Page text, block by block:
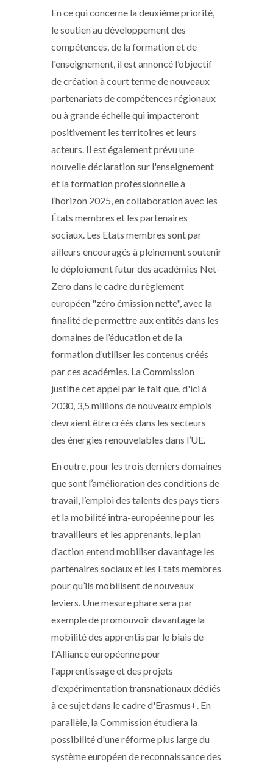
En ce qui concerne la deuxième priorité,
le soutien au développement des
compétences, de la formation et de
l'enseignement, il est annoncé l’objectif
de création à court terme de nouveaux
partenariats de compétences régionaux
ou à grande échelle qui impacteront
positivement les territoires et leurs
acteurs. Il est également prévu une
nouvelle déclaration sur l'enseignement
et la formation professionnelle à
l’horizon 2025, en collaboration avec les
États membres et les partenaires
sociaux. Les Etats membres sont par
ailleurs encouragés à pleinement soutenir
le déploiement futur des académies Net-
Zero dans le cadre du règlement
européen "zéro émission nette", avec la
finalité de permettre aux entités dans les
domaines de l’éducation et de la
formation d’utiliser les contenus créés
par ces académies. La Commission
justifie cet appel par le fait que, d'ici à
2030, 3,5 millions de nouveaux emplois
devraient être créés dans les secteurs
des énergies renouvelables dans l’UE.
En outre, pour les trois derniers domaines
que sont l’amélioration des conditions de
travail, l’emploi des talents des pays tiers
et la mobilité intra-européenne pour les
travailleurs et les apprenants, le plan
d’action entend mobiliser davantage les
partenaires sociaux et les Etats membres
pour qu’ils mobilisent de nouveaux
leviers. Une mesure phare sera par
exemple de promouvoir davantage la
mobilité des apprentis par le biais de
l'Alliance européenne pour
l'apprentissage et des projets
d'expérimentation transnationaux dédiés
à ce sujet dans le cadre d'Erasmus+. En
parallèle, la Commission étudiera la
possibilité d'une réforme plus large du
système européen de reconnaissance des